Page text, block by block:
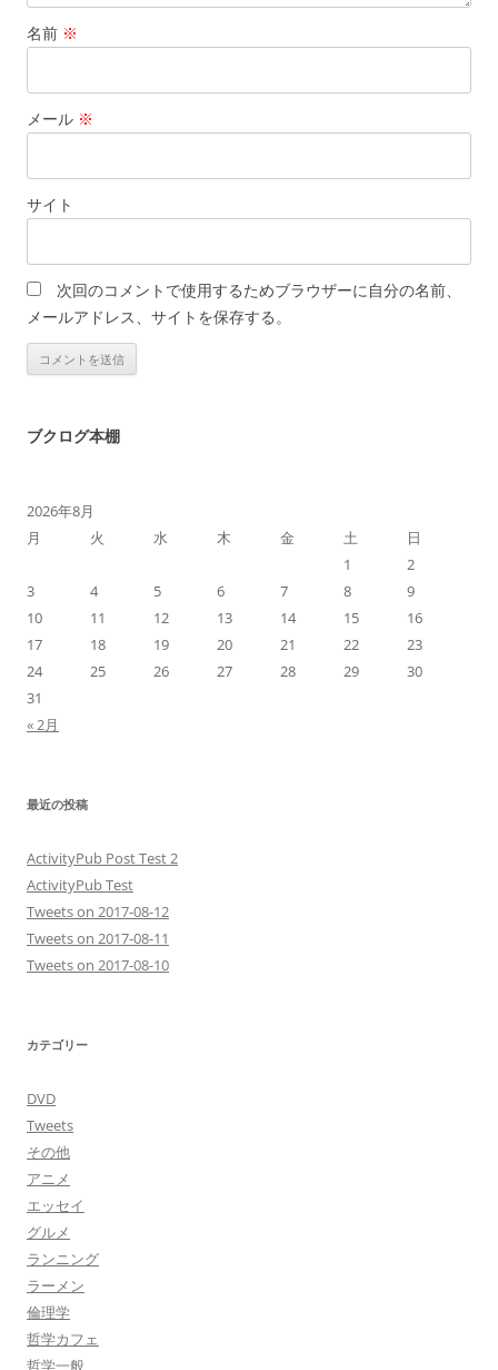
名前 ※
メール ※
サイト
次回のコメントで使用するためブラウザーに自分の名前、
メールアドレス、サイトを保存する。
ブクログ本棚
2026年8月
月
火 水 木 金 土
日
1
2
3
4 5 6 7 8
9
10
11 12 13 14 15
16
17
18 19 20 21 22
23
24
25 26 27 28 29
30
31
« 2月
最近の投稿
ActivityPub Post Test 2
ActivityPub Test
Tweets on 2017-08-12
Tweets on 2017-08-11
Tweets on 2017-08-10
カテゴリー
DVD
Tweets
その他
アニメ
エッセイ
グルメ
ランニング
ラーメン
倫理学
哲学カフェ
哲学一般